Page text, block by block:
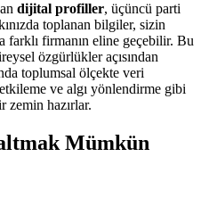
dijital profiller, üçüncü parti
toplanan bilgiler, sizin
farklı firmanın eline geçebilir. Bu
özgürlükler açısından
toplumsal ölçekte veri
ve algı yönlendirme gibi
zemin hazırlar.
Mümkün